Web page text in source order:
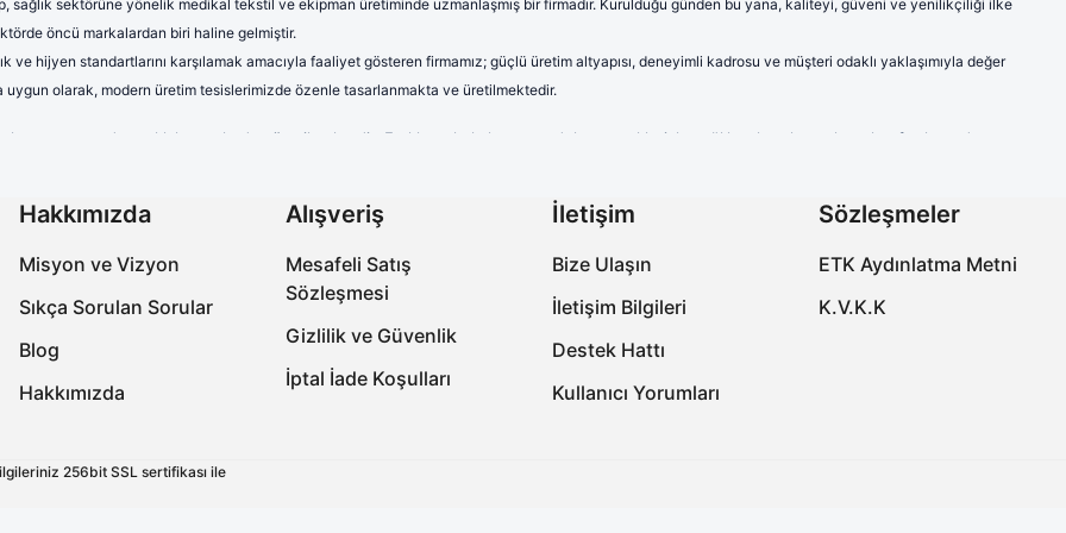
sağlık sektörüne yönelik medikal tekstil ve ekipman üretiminde uzmanlaşmış bir firmadır. Kurulduğu günden bu yana, kaliteyi, güveni ve yenilikçiliği ilke
öncü markalardan biri haline gelmiştir.
ve hijyen standartlarını karşılamak amacıyla faaliyet gösteren firmamız; güçlü üretim altyapısı, deneyimli kadrosu ve müşteri odaklı yaklaşımıyla değer
olarak, modern üretim tesislerimizde özenle tasarlanmakta ve üretilmektedir.
ve dayanıklı kumaşlardan üretilmektedir. Farklı renk, kalıp ve model seçenekleriyle sağlık çalışanlarına hem konfor hem de
saatler boyunca rahat kullanım sağlayan formalarımız, aynı zamanda modern ve şık çizgileriyle sektörde fark yaratmaktadır.
yüksek kalite standartları gözetilerek üretilmektedir. Nefes alabilen ve ter emici kumaşlardan imal edilen ürünlerimiz, uzun süreli
sıra, farklı desen ve tasarımlarla çeşitlendirilen cerrahi boneler, sağlık çalışanlarının kişisel tercihlerine de hitap etmektedir.
terlikler, ergonomik tasarımları, ortopedik taban yapıları ve kaymaz özellikleriyle öne çıkmaktadır. Ayak sağlığını koruyan, yorgunluğu
işlevselliğin yanı sıra estetik açıdan da beklentileri karşılamaktadır.
kaliteli ve güvenilir ürünler üreterek, onların meslek hayatlarında konforlu ve güvenli bir deneyim yaşamalarını sağlamaktır. Üretimin her
daima öncelik haline getirmektedir.
kaliteli ve güvenilir ürünler üreterek, onların meslek hayatlarında konforlu ve güvenli bir deneyim yaşamalarını sağlamaktır. Üretimin her
daima öncelik haline getirmektedir.
Hakkımızda
Misyon ve Vizyon
Sıkça Sorulan Sorular
Blog
Hakkımızda
Alışveriş
Mesafeli Satış
Sözleşmesi
Gizlilik ve Güvenlik
İptal İade Koşulları
İletişim
Bize Ulaşın
İletişim Bilgileri
Destek Hattı
Kullanıcı Yorumları
Sözleşmeler
ETK Aydınlatma Metni
K.V.K.K
256bit SSL sertifikası ile